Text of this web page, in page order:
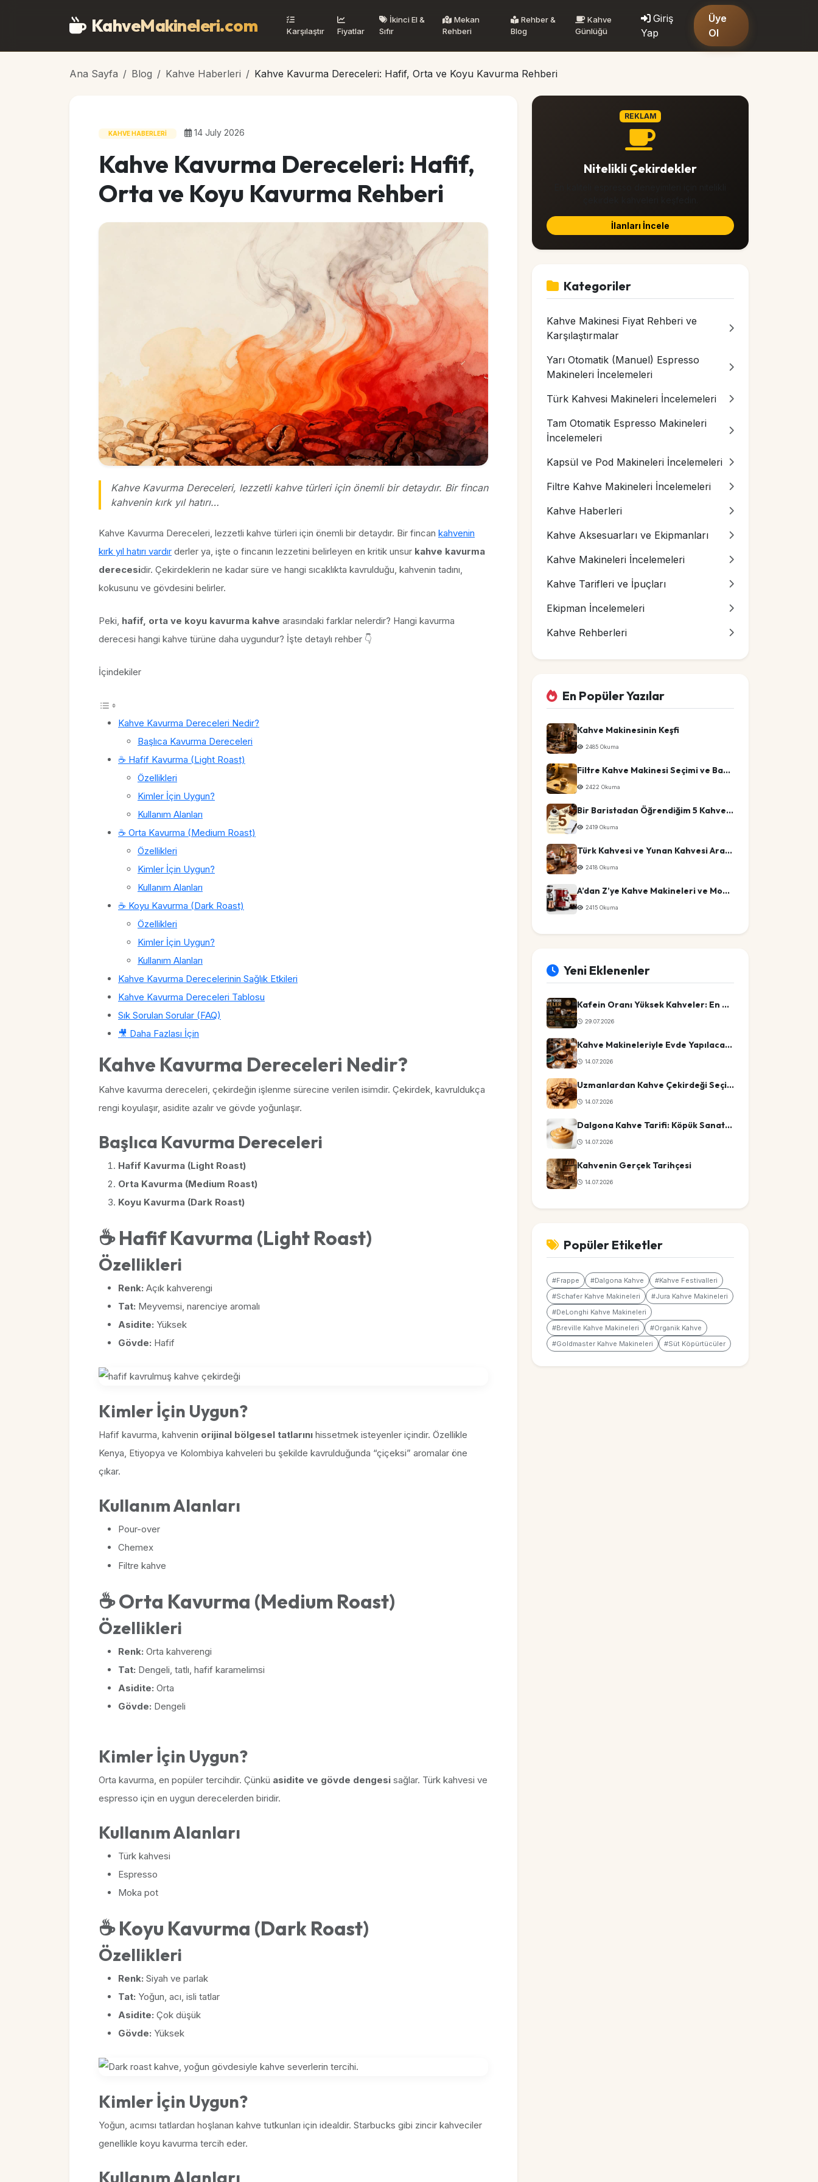
KahveMakineleri.com Karşılaştır Fiyatlar
İkinci El &
Sıfır
Mekan
Rehberi
Rehber &
Blog
Kahve
Günlüğü
Giriş
Yap
Üye
Ol
Ana Sayfa Blog Kahve Haberleri Kahve Kavurma Dereceleri: Hafif, Orta ve Koyu Kavurma Rehberi
KAHVE HABERLERI 14 July 2026
Kahve Kavurma Dereceleri: Hafif,
Orta ve Koyu Kavurma Rehberi
Kahve Kavurma Dereceleri, lezzetli kahve türleri için önemli bir detaydır. Bir fincan
kahvenin kırk yıl hatırı…
Kahve Kavurma Dereceleri, lezzetli kahve türleri için önemli bir detaydır. Bir fincan kahvenin
kırk yıl hatırı vardır derler ya, işte o fincanın lezzetini belirleyen en kritik unsur kahve kavurma
derecesidir. Çekirdeklerin ne kadar süre ve hangi sıcaklıkta kavrulduğu, kahvenin tadını,
kokusunu ve gövdesini belirler.
Peki, hafif, orta ve koyu kavurma kahve arasındaki farklar nelerdir? Hangi kavurma
derecesi hangi kahve türüne daha uygundur? İşte detaylı rehber 👇
İçindekiler
Kahve Kavurma Dereceleri Nedir?
Başlıca Kavurma Dereceleri
☕ Hafif Kavurma (Light Roast)
Özellikleri
Kimler İçin Uygun?
Kullanım Alanları
☕ Orta Kavurma (Medium Roast)
Özellikleri
Kimler İçin Uygun?
Kullanım Alanları
☕ Koyu Kavurma (Dark Roast)
Özellikleri
Kimler İçin Uygun?
Kullanım Alanları
Kahve Kavurma Derecelerinin Sağlık Etkileri
Kahve Kavurma Dereceleri Tablosu
Sık Sorulan Sorular (FAQ)
🎥 Daha Fazlası İçin
Kahve Kavurma Dereceleri Nedir?
Kahve kavurma dereceleri, çekirdeğin işlenme sürecine verilen isimdir. Çekirdek, kavruldukça
rengi koyulaşır, asidite azalır ve gövde yoğunlaşır.
Başlıca Kavurma Dereceleri
Hafif Kavurma (Light Roast)
Orta Kavurma (Medium Roast)
Koyu Kavurma (Dark Roast)
☕ Hafif Kavurma (Light Roast)
Özellikleri
Renk: Açık kahverengi
Tat: Meyvemsi, narenciye aromalı
Asidite: Yüksek
Gövde: Hafif
Kimler İçin Uygun?
Hafif kavurma, kahvenin orijinal bölgesel tatlarını hissetmek isteyenler içindir. Özellikle
Kenya, Etiyopya ve Kolombiya kahveleri bu şekilde kavrulduğunda “çiçeksi” aromalar öne
çıkar.
Kullanım Alanları
Pour-over
Chemex
Filtre kahve
☕ Orta Kavurma (Medium Roast)
Özellikleri
Renk: Orta kahverengi
Tat: Dengeli, tatlı, hafif karamelimsi
Asidite: Orta
Gövde: Dengeli
Kimler İçin Uygun?
Orta kavurma, en popüler tercihdir. Çünkü asidite ve gövde dengesi sağlar. Türk kahvesi ve
espresso için en uygun derecelerden biridir.
Kullanım Alanları
Türk kahvesi
Espresso
Moka pot
☕ Koyu Kavurma (Dark Roast)
Özellikleri
Renk: Siyah ve parlak
Tat: Yoğun, acı, isli tatlar
Asidite: Çok düşük
Gövde: Yüksek
Kimler İçin Uygun?
Yoğun, acımsı tatlardan hoşlanan kahve tutkunları için idealdir. Starbucks gibi zincir kahveciler
genellikle koyu kavurma tercih eder.
Kullanım Alanları
REKLAM
Nitelikli Çekirdekler
İlanları İncele
Kategoriler
Kahve Makinesi Fiyat Rehberi ve
Karşılaştırmalar
Yarı Otomatik (Manuel) Espresso
Makineleri İncelemeleri
Türk Kahvesi Makineleri İncelemeleri
Tam Otomatik Espresso Makineleri
İncelemeleri
Kapsül ve Pod Makineleri İncelemeleri
Filtre Kahve Makineleri İncelemeleri
Kahve Haberleri
Kahve Aksesuarları ve Ekipmanları
Kahve Makineleri İncelemeleri
Kahve Tarifleri ve İpuçları
Ekipman İncelemeleri
Kahve Rehberleri
En Popüler Yazılar
Kahve Makinesinin Keşfi
2485 Okuma
Filtre Kahve Makinesi Seçimi ve Bakım İpuçları
2422 Okuma
Bir Baristadan Öğrendiğim 5 Kahve Sırrı
2419 Okuma
Türk Kahvesi ve Yunan Kahvesi Arasındaki Farklar
2418 Okuma
A’dan Z’ye Kahve Makineleri ve Modelleri Listesi
2415 Okuma
Yeni Eklenenler
Kafein Oranı Yüksek Kahveler: En Güçlü 10 Kahve Türü
29.07.2026
Kahve Makineleriyle Evde Yapılacak En Pratik Kahve Tarifleri
14.07.2026
Uzmanlardan Kahve Çekirdeği Seçimi
14.07.2026
Dalgona Kahve Tarifi: Köpük Sanatında Ustalık
14.07.2026
Kahvenin Gerçek Tarihçesi
14.07.2026
Popüler Etiketler
#Frappe #Dalgona Kahve
#Kahve Festivalleri
#Schafer Kahve Makineleri
#Jura Kahve Makineleri
#DeLonghi Kahve Makineleri
#Breville Kahve Makineleri
#Organik Kahve
#Goldmaster Kahve Makineleri
#Süt Köpürtücüler